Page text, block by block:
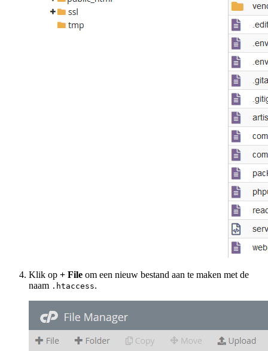
Klik op + File om een nieuw bestand aan te maken met de
naam .htaccess.